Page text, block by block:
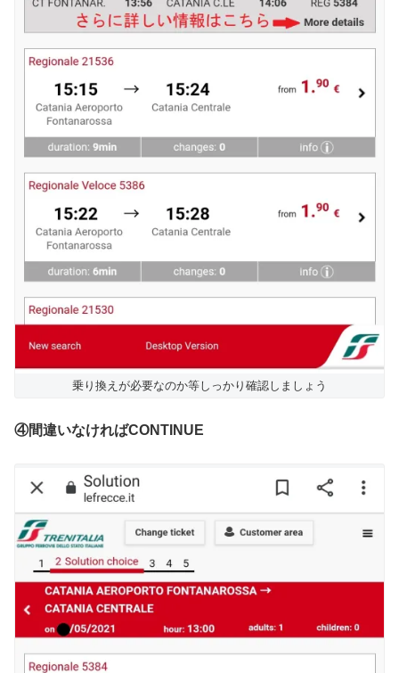
乗り換えが必要なのか等しっかり確認しましょう
④間違いなければCONTINUE